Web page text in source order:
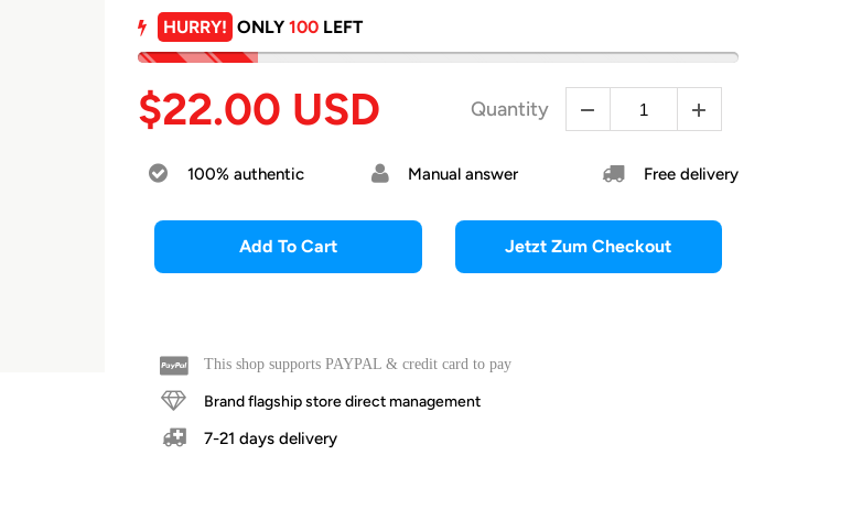
HURRY! ONLY 100 LEFT
$22.00 USD Quantity
100% authentic Manual answer Free delivery
Add To Cart Jetzt Zum Checkout
This shop supports PAYPAL & credit card to pay
Brand flagship store direct management
7-21 days delivery